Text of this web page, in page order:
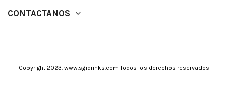
CONTACTANOS
Copyright 2023. www.sgidrinks.com Todos los derechos reservados